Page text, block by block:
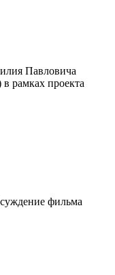
Павловича
рамках проекта
фильма